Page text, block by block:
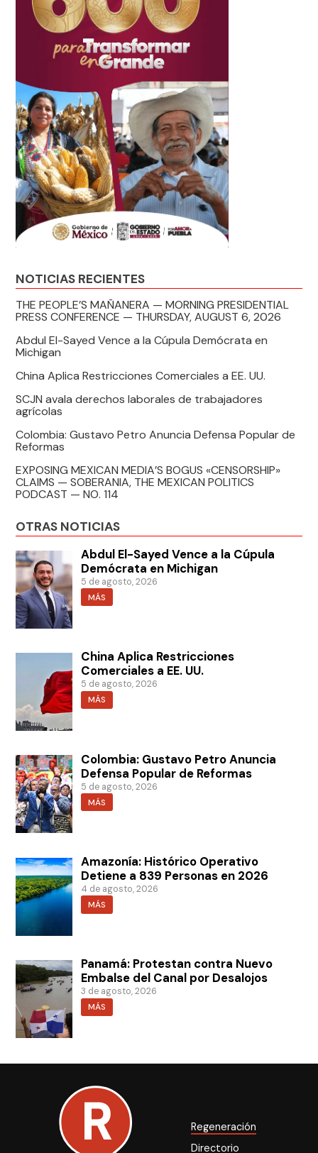
NOTICIAS RECIENTES
THE PEOPLE’S MAÑANERA — MORNING PRESIDENTIAL
PRESS CONFERENCE — THURSDAY, AUGUST 6, 2026
Abdul El-Sayed Vence a la Cúpula Demócrata en
Michigan
China Aplica Restricciones Comerciales a EE. UU.
SCJN avala derechos laborales de trabajadores
agrícolas
Colombia: Gustavo Petro Anuncia Defensa Popular de
Reformas
EXPOSING MEXICAN MEDIA’S BOGUS «CENSORSHIP»
CLAIMS — SOBERANIA, THE MEXICAN POLITICS
PODCAST — NO. 114
OTRAS NOTICIAS
Abdul El-Sayed Vence a la Cúpula
Demócrata en Michigan
5 de agosto, 2026
MÁS
China Aplica Restricciones
Comerciales a EE. UU.
5 de agosto, 2026
MÁS
Colombia: Gustavo Petro Anuncia
Defensa Popular de Reformas
5 de agosto, 2026
MÁS
Amazonía: Histórico Operativo
Detiene a 839 Personas en 2026
4 de agosto, 2026
MÁS
Panamá: Protestan contra Nuevo
Embalse del Canal por Desalojos
3 de agosto, 2026
MÁS
Regeneración
Directorio